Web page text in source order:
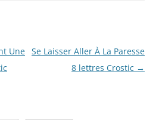
Une Se Laisser Aller À La Paresse
8 lettres Crostic →